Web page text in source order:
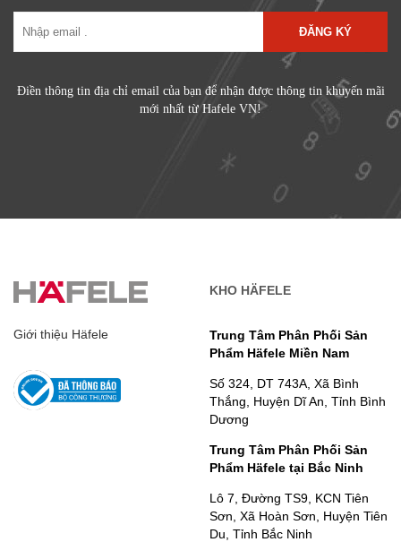
ĐĂNG KÝ
Điền thông tin địa chỉ email của bạn để nhận được thông tin khuyến mãi
mới nhất từ Hafele VN!
Giới thiệu Häfele
KHO HÄFELE
Trung Tâm Phân Phối Sản
Phẩm Häfele Miền Nam
Số 324, DT 743A, Xã Bình
Thắng, Huyện Dĩ An, Tỉnh Bình
Dương
Trung Tâm Phân Phối Sản
Phẩm Häfele tại Bắc Ninh
Lô 7, Đường TS9, KCN Tiên
Sơn, Xã Hoàn Sơn, Huyện Tiên
Du, Tỉnh Bắc Ninh